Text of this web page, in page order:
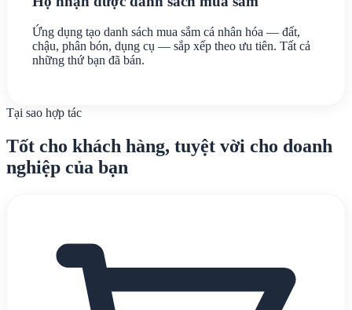
Ứng dụng tạo danh sách mua sắm cá nhân hóa — đất,
chậu, phân bón, dụng cụ — sắp xếp theo ưu tiên. Tất cả
những thứ bạn đã bán.
Tại sao hợp tác
Tốt cho khách hàng, tuyệt vời cho doanh
nghiệp của bạn